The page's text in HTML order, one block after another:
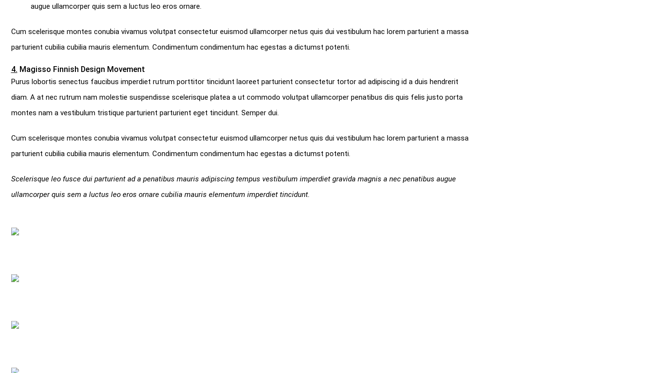
augue ullamcorper quis sem a luctus leo eros ornare.
Cum scelerisque montes conubia vivamus volutpat consectetur euismod ullamcorper netus quis dui vestibulum hac lorem parturient a massa
parturient cubilia cubilia mauris elementum. Condimentum condimentum hac egestas a dictumst potenti.
4. Magisso Finnish Design Movement
Purus lobortis senectus faucibus imperdiet rutrum porttitor tincidunt laoreet parturient consectetur tortor ad adipiscing id a duis hendrerit
diam. A at nec rutrum nam molestie suspendisse scelerisque platea a ut commodo volutpat ullamcorper penatibus dis quis felis justo porta
montes nam a vestibulum tristique parturient parturient eget tincidunt. Semper dui.
Cum scelerisque montes conubia vivamus volutpat consectetur euismod ullamcorper netus quis dui vestibulum hac lorem parturient a massa
parturient cubilia cubilia mauris elementum. Condimentum condimentum hac egestas a dictumst potenti.
Scelerisque leo fusce dui parturient ad a penatibus mauris adipiscing tempus vestibulum imperdiet gravida magnis a nec penatibus augue
ullamcorper quis sem a luctus leo eros ornare cubilia mauris elementum imperdiet tincidunt.